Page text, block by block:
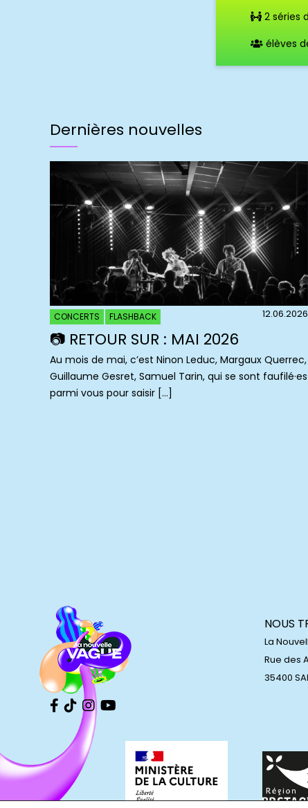
2 séries
élèves
Dernières nouvelles
CONCERTS FLASHBACK 12.06.2026
📷 RETOUR SUR : MAI 2026
Au mois de mai, c’est Ninon Leduc, Margaux Querrec,
Guillaume Gesret, Samuel Tarin, qui se sont faufilé·es
parmi vous pour saisir […]
NOUS
La
Rue des
35400